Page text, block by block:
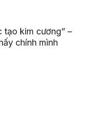
tạo kim cương” –
chính mình